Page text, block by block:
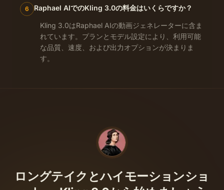
6 Raphael AIでのKling 3.0の料金はいくらですか？
Kling 3.0はRaphael AIの動画ジェネレーターに含ま
れています。プランとモデル設定により、利用可能
な品質、速度、および出力オプションが決まりま
す。
ロングテイクとハイモーションショ